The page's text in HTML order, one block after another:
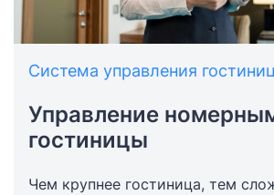
Система управления
Управление
гостиницы
Чем крупнее гостиница, тем